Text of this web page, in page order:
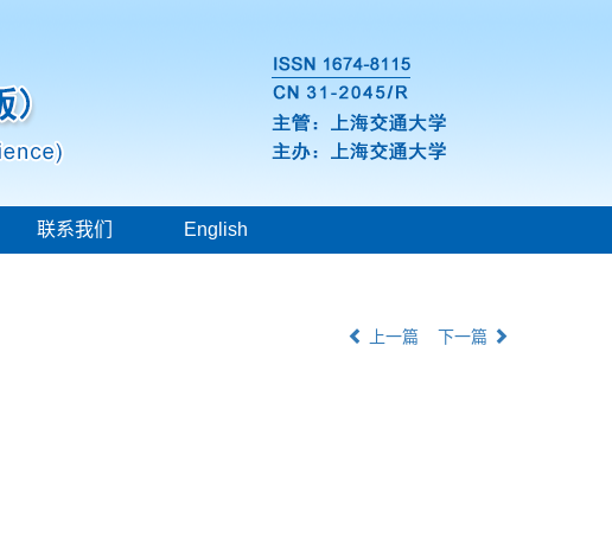
联系我们 English
上一篇 下一篇